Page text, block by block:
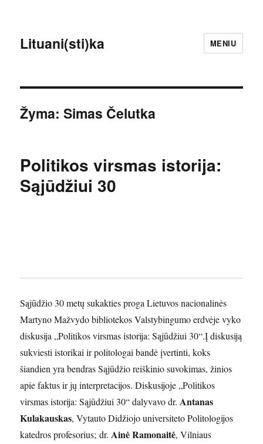
Lituani(sti)ka MENIU
Žyma:Simas Čelutka
Politikos virsmas istorija:
Sąjūdžiui 30
Sąjūdžio 30 metų sukakties proga Lietuvos nacionalinės
Martyno Mažvydo bibliotekos Valstybingumo erdvėje vyko
diskusija „Politikos virsmas istorija: Sąjūdžiui 30“.Į diskusiją
sukviesti istorikai ir politologai bandė įvertinti, koks
šiandien yra bendras Sąjūdžio reiškinio suvokimas, žinios
apie faktus ir jų interpretacijos. Diskusijoje „Politikos
virsmas istorija: Sąjūdžiui 30“ dalyvavo dr. Antanas
Kulakauskas, Vytauto Didžiojo universiteto Politologijos
katedros profesorius; dr. Ainė Ramonaitė, Vilniaus